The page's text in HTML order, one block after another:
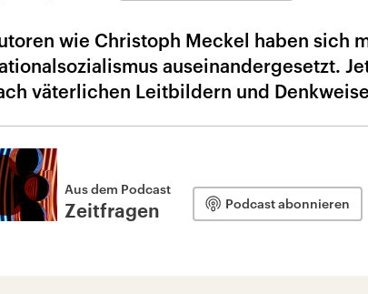
wie Christoph Meckel haben sich
auseinandergesetzt.
väterlichen Leitbildern und
Aus dem Podcast
Zeitfragen Podcast abonnieren